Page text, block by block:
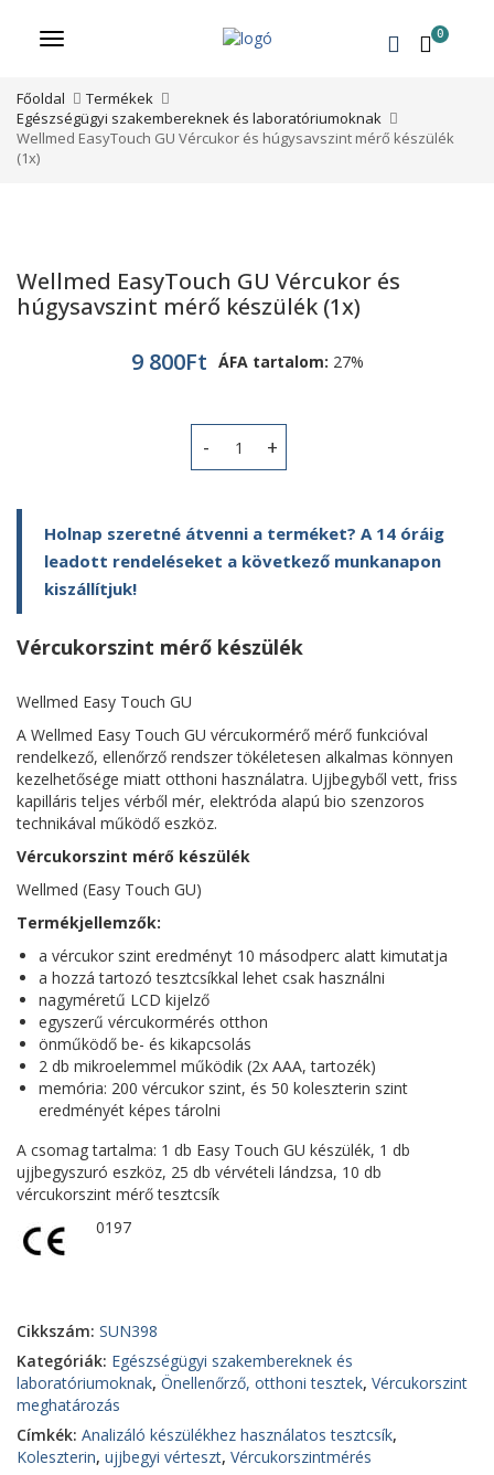
Menü 0
Főoldal
Termékek
Egészségügyi szakembereknek és laboratóriumoknak
Wellmed EasyTouch GU Vércukor és húgysavszint mérő készülék
(1x)
Wellmed EasyTouch GU Vércukor és
húgysavszint mérő készülék (1x)
9 800Ft ÁFA tartalom: 27%
Wellmed EasyTouch GU Vércukor
Holnap szeretné átvenni a terméket? A 14 óráig
leadott rendeléseket a következő munkanapon
kiszállítjuk!
Vércukorszint mérő készülék
Wellmed Easy Touch GU
A Wellmed Easy Touch GU vércukormérő mérő funkcióval
rendelkező, ellenőrző rendszer tökéletesen alkalmas könnyen
kezelhetősége miatt otthoni használatra. Ujjbegyből vett, friss
kapilláris teljes vérből mér, elektróda alapú bio szenzoros
technikával működő eszköz.
Vércukorszint mérő készülék
Wellmed (Easy Touch GU)
Termékjellemzők:
a vércukor szint eredményt 10 másodperc alatt kimutatja
a hozzá tartozó tesztcsíkkal lehet csak használni
nagyméretű LCD kijelző
egyszerű vércukormérés otthon
önműködő be- és kikapcsolás
2 db mikroelemmel működik (2x AAA, tartozék)
memória: 200 vércukor szint, és 50 koleszterin szint
eredményét képes tárolni
A csomag tartalma: 1 db Easy Touch GU készülék, 1 db
ujjbegyszuró eszköz, 25 db vérvételi lándzsa, 10 db
vércukorszint mérő tesztcsík
0197
Cikkszám: SUN398
Kategóriák: Egészségügyi szakembereknek és
laboratóriumoknak, Önellenőrző, otthoni tesztek, Vércukorszint
meghatározás
Címkék: Analizáló készülékhez használatos tesztcsík,
Koleszterin, ujjbegyi vérteszt, Vércukorszintmérés